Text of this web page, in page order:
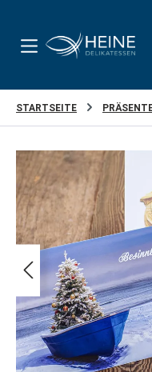
STARTSEITE
Bildergalerie überspringen